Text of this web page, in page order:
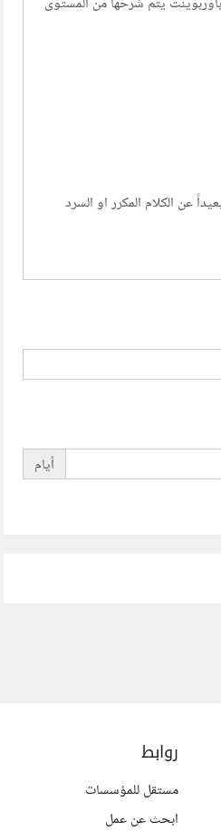
أيام
روابط
مستقل للمؤسسات
ابحث عن عمل